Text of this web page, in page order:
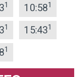
1 10:581
1 15:431
1